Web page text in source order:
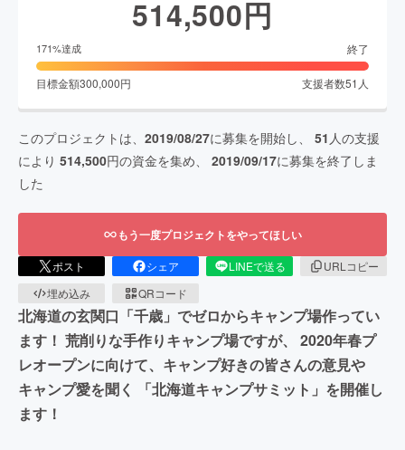
514,500円
171%達成 終了
目標金額300,000円 支援者数51 人
このプロジェクトは、 2019/08/27に募集を開始し、 51 人の支援
により 514,500円の資金を集め、 2019/09/17に募集を終了しま
した
もう一度プロジェクトをやってほしい
ポスト シェア LINEで送る
URLコピー
埋め込み
QRコード
北海道の玄関口「千歳」でゼロからキャンプ場作ってい
ます！ 荒削りな手作りキャンプ場ですが、 2020年春プ
レオープンに向けて、キャンプ好きの皆さんの意見や
キャンプ愛を聞く 「北海道キャンプサミット」を開催し
ます！